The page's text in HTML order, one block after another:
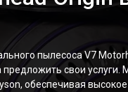
пылесоса V7
свои услуги.
обеспечивая высокое